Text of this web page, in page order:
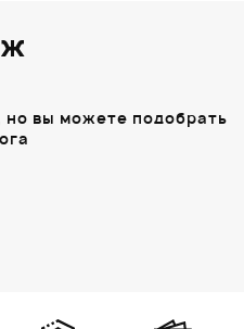
но вы можете подобрать